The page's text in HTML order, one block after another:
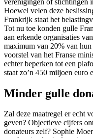
Hoewel velen deze
Frankrijk staat het
Tot nu toe konden gulle
aan erkende organisaties
maximum van 20% van
voorstel van het Franse
echter beperken tot een
staat zo’n 450 miljoen euro
Minder gulle
Zal deze maatregel er echt
geven? Objectieve cijfers
donateurs zelf? Sophie